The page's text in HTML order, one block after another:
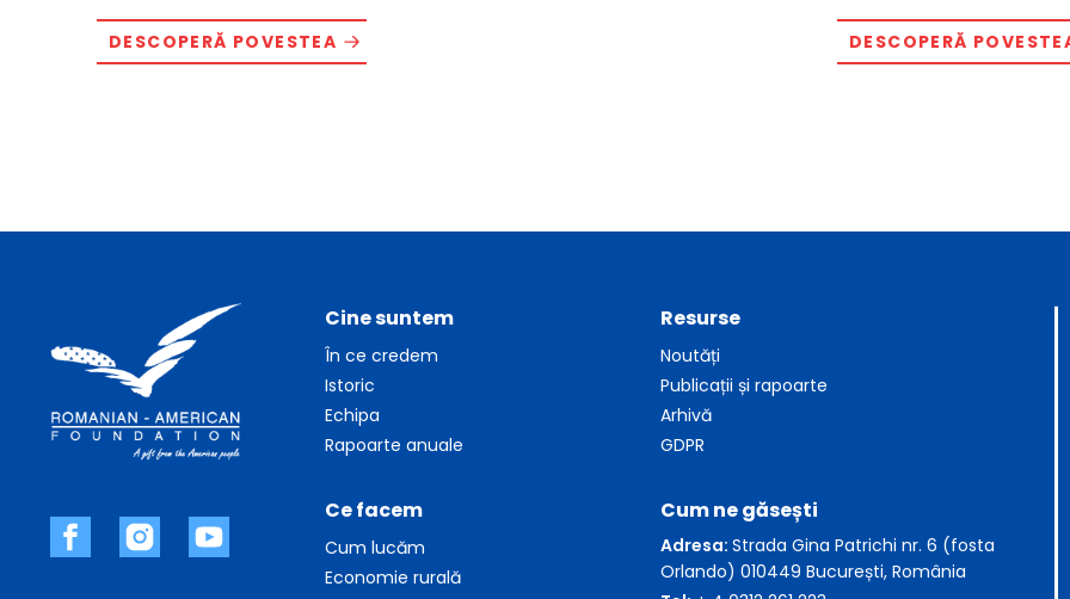
DESCOPERĂ POVESTEA DESCOPERĂ
Cine suntem
În ce credem
Istoric
Echipa
Rapoarte anuale
Ce facem
Cum lucăm
Economie rurală
Resurse
Noutăți
Publicații și rapoarte
Arhivă
GDPR
Cum ne găsești
Adresa: Strada Gina Patrichi nr. 6 (fosta
Orlando) 010449 București, România